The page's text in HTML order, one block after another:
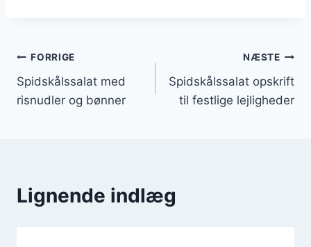
Indlægsnavigation
FORRIGE
Spidskålssalat med
risnudler og bønner
NÆSTE
Spidskålssalat opskrift
til festlige lejligheder
Lignende indlæg